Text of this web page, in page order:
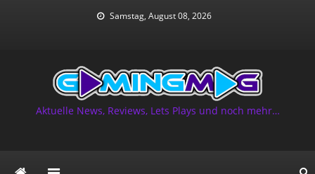
Samstag, August 08, 2026
Aktuelle News, Reviews, Lets Plays und noch mehr…